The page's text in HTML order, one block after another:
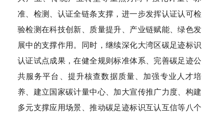
准、检测、认证全链条支撑，进一步发挥认证认可检
验检测在科技创新、质量提升、产业链赋能、绿色发
展中的支撑作用。同时，继续深化大湾区碳足迹标识
认证试点成果，在健全规则标准体系、完善碳足迹公
共服务平台、提升核查数据质量、加强专业人才培
养、建立国家碳计量中心、加大宣传推广力度、构建
多元支撑应用场景、推动碳足迹标识互认互信等八个